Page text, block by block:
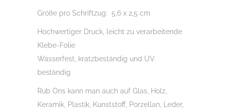
Raysin
u.v.m.
Menge
Größe pro Schriftzug: 5,6 x 2,5 cm
Hochwertiger Druck, leicht zu verarbeitende
Klebe-Folie
Wasserfest, kratzbeständig und UV
beständig
Rub Ons kann man auch auf Glas, Holz,
Keramik, Plastik, Kunststoff, Porzellan, Leder,